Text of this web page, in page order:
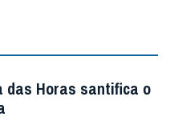
Horas santifica o